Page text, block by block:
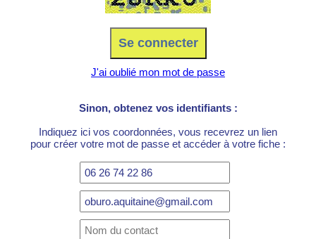
J'ai oublié mon mot de passe
Sinon, obtenez vos identifiants :
Indiquez ici vos coordonnées, vous recevrez un lien
pour créer votre mot de passe et accéder à votre fiche :